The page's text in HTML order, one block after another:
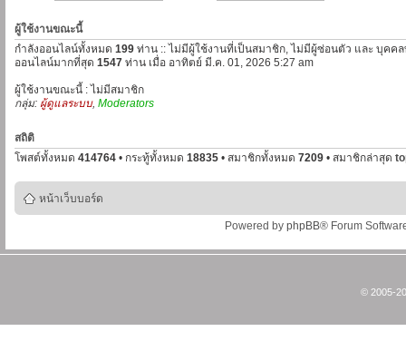
ผู้ใช้งานขณะนี้
กำลังออนไลน์ทั้งหมด 199 ท่าน :: ไม่มีผู้ใช้งานที่เป็นสมาชิก, ไม่มีผู้ซ่อนตัว และ บุคค
ออนไลน์มากที่สุด 1547 ท่าน เมื่อ อาทิตย์ มี.ค. 01, 2026 5:27 am
ผู้ใช้งานขณะนี้ : ไม่มีสมาชิก
กลุ่ม: ผู้ดูแลระบบ, Moderators
สถิติ
โพสต์ทั้งหมด 414764 • กระทู้ทั้งหมด 18835 • สมาชิกทั้งหมด 7209 • สมาชิกล่าสุด
หน้าเว็บบอร์ด
Powered by phpBB® Forum
© 2005-